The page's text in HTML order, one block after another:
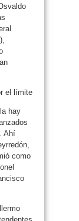
el límite
hay
Ahí
como